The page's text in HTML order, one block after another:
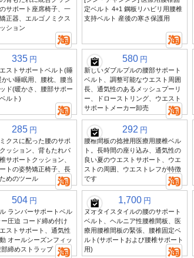
サポート座席椅子、一
正器、エルゴノミクス
ション
定ベルト 4+1 鋼板リハビリ用腰椎
支持ベルト 産後の寒さ保護用
335 円
ストサポートベルト(睡
い睡眠用、腰枕、腰当
ド(暖かさ、腰部サポー
ルト)
580 円
新しいダブルプルの腰部サポート
ベルト、調整可能なウエスト周囲
長、通気性のあるメッシュプーリ
ー、ドローストリング、ウエスト
サポートメーカー卸売
285 円
クスに配った腰のサポ
ッション、背もたれパ
サポートクッション、
トの姿勢矯正椅子、長
めのツール
292 円
腰椎間板の捻挫用医療用腰椎ベル
ト。長時間の座り込み、通気性の
良い夏のウエストサポート、ウエ
ストの周囲、ウエストレフが特徴
です
504 円
ランバーサポートベル
ー圧迫 コード締め付け
ストサポート、通気性
オールシーズンフィッ
部締めストラップ
1,700 円
ヌオタイスタイルの腰のサポート
ベルト、ヘルニア性腰椎間板、医
療用腰椎間板の緊張、腰椎固定ベ
ルト(サポートおよび腰椎サポート
用)